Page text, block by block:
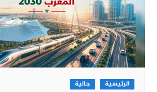
الرئيسية جالية